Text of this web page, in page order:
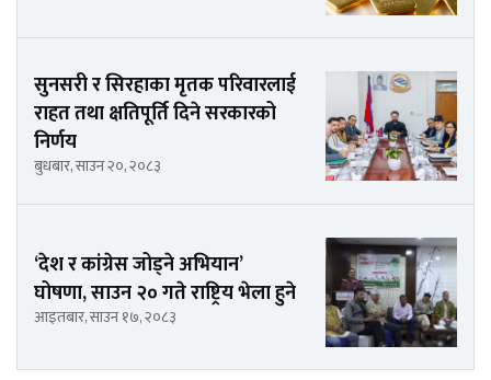
सुनसरी र सिरहाका मृतक परिवारलाई
राहत तथा क्षतिपूर्ति दिने सरकारको
निर्णय
बुधबार, साउन २०, २०८३
‘देश र कांग्रेस जोड्ने अभियान’
घोषणा, साउन २० गते राष्ट्रिय भेला हुने
आइतबार, साउन १७, २०८३